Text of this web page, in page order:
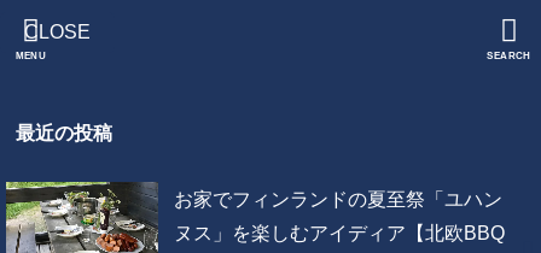
MENU
CLOSE
最近の投稿
お家でフィンランドの夏至祭「ユハン
ヌス」を楽しむアイディア【北欧BBQ
SEARCH